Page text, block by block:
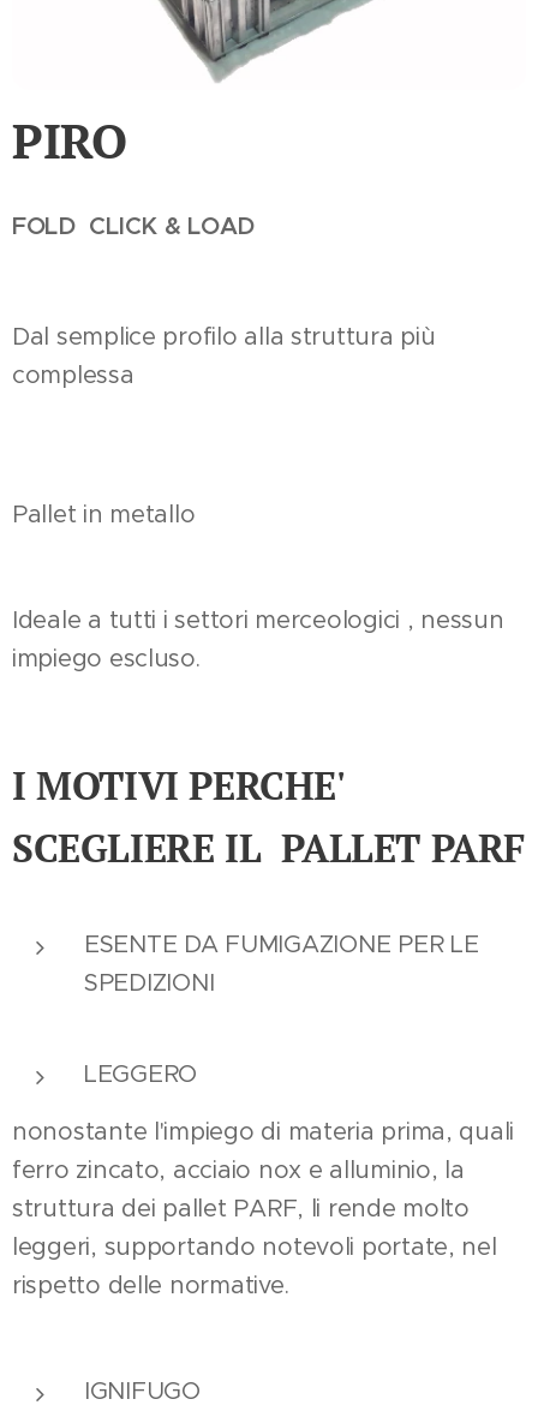
PIRO
FOLD CLICK & LOAD
Dal semplice profilo alla struttura più
complessa
Pallet in metallo
Ideale a tutti i settori merceologici , nessun
impiego escluso.
I MOTIVI PERCHE'
SCEGLIERE IL PALLET PARF
ESENTE DA FUMIGAZIONE PER LE
SPEDIZIONI
LEGGERO
nonostante l'impiego di materia prima, quali
ferro zincato, acciaio nox e alluminio, la
struttura dei pallet PARF, li rende molto
leggeri, supportando notevoli portate, nel
rispetto delle normative.
IGNIFUGO